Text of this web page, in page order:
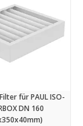
für PAUL ISO-
DN 160